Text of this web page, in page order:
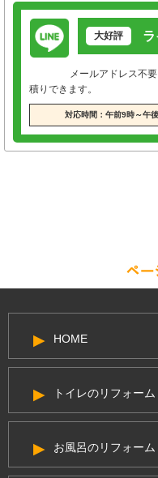
大好評
メールアドレス不
積りできます。
対応時間：午前9時～午
HOME
トイレのリフォーム
お風呂のリフォーム